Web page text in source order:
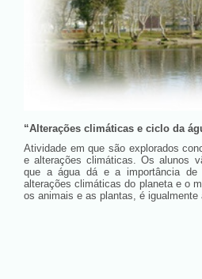
“Alterações climáticas e ciclo da
Atividade em que são explorados
e alterações climáticas. Os alunos
que a água dá e a importância de
alterações climáticas do planeta e o
os animais e as plantas, é igualmente